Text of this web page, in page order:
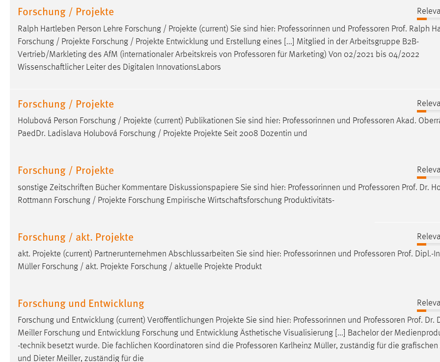
Forschung / Projekte
Ralph Hartleben Person Lehre Forschung / Projekte (current) Sie sind hier: Professorinnen und Professoren Prof. Ralph
Forschung / Projekte Forschung / Projekte Entwicklung und Erstellung eines [...] Mitglied in der Arbeitsgruppe B2B-
Vertrieb/Markleting des AfM (internationaler Arbeitskreis von Professoren für Marketing) Von 02/2021 bis 04/2022
Wissenschaftlicher Leiter des Digitalen InnovationsLabors
Forschung / Projekte
Holubová Person Forschung / Projekte (current) Publikationen Sie sind hier: Professorinnen und Professoren Akad.
PaedDr. Ladislava Holubová Forschung / Projekte Projekte Seit 2008 Dozentin und
Forschung / Projekte
sonstige Zeitschriften Bücher Kommentare Diskussionspapiere Sie sind hier: Professorinnen und Professoren Prof. Dr.
Rottmann Forschung / Projekte Forschung Empirische Wirtschaftsforschung Produktivitäts-
Forschung / akt. Projekte
akt. Projekte (current) Partnerunternehmen Abschlussarbeiten Sie sind hier: Professorinnen und Professoren Prof. Dipl.-
Müller Forschung / akt. Projekte Forschung / aktuelle Projekte Produkt
Forschung und Entwicklung
Forschung und Entwicklung (current) Veröffentlichungen Projekte Sie sind hier: Professorinnen und Professoren Prof. Dr.
Meiller Forschung und Entwicklung Forschung und Entwicklung Ästhetische Visualisierung [...] Bachelor der
-technik besetzt wurde. Die fachlichen Koordinatoren sind die Professoren Karlheinz Müller, zuständig für die
und Dieter Meiller, zuständig für die